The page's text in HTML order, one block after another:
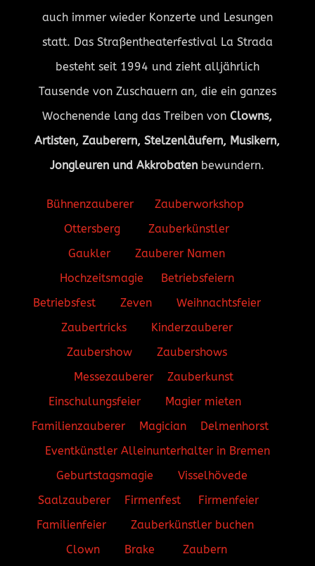
auch immer wieder Konzerte und Lesungen
statt. Das Straßentheaterfestival La Strada
besteht seit 1994 und zieht alljährlich
Tausende von Zuschauern an, die ein ganzes
Wochenende lang das Treiben vonClowns,
Artisten, Zauberern, Stelzenläufern, Musikern,
Jongleuren und Akkrobaten bewundern.
Bühnenzauberer
Zauberworkshop
Ottersberg
Zauberkünstler
Gaukler
Zauberer Namen
Hochzeitsmagie
Betriebsfeiern
Betriebsfest
Zeven
Weihnachtsfeier
Zaubertricks
Kinderzauberer
Zaubershow
Zaubershows
Messezauberer
Zauberkunst
Einschulungsfeier
Magier mieten
Familienzauberer
Magician
Delmenhorst
EventkünstlerAlleinunterhalter in Bremen
Geburtstagsmagie
Visselhövede
Saalzauberer
Firmenfest
Firmenfeier
Familienfeier
Zauberkünstler buchen
Clown
Brake
Zaubern